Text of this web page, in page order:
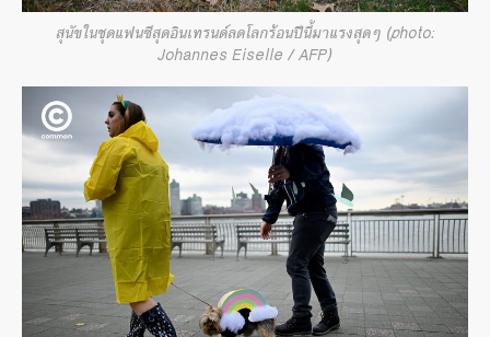
สุนัขในชุดแฟนซีสุดอินเทรนด์ลดโลกร้อนปีนี้มาแรงสุดๆ (photo:
Johannes Eiselle / AFP)